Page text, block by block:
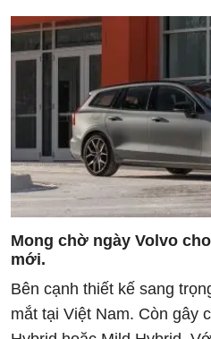
Mong chờ ngày Volvo
mới.
Bên cạnh thiết kế sang
mắt tại Việt Nam. Còn gây